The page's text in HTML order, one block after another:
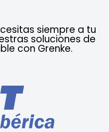
siempre a tu
soluciones de
con Grenke.